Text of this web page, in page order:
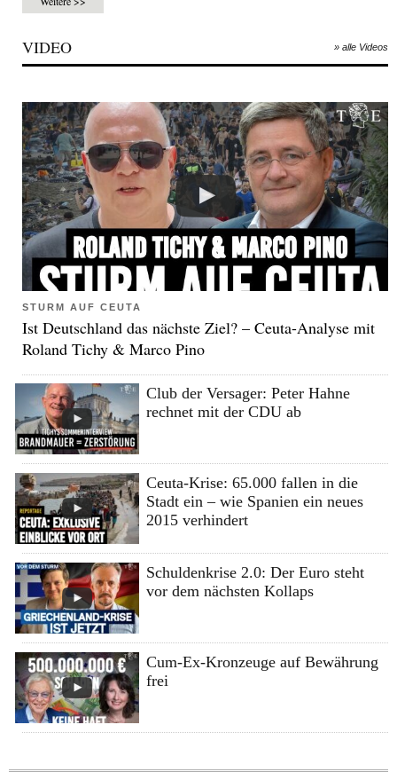
VIDEO » alle Videos
STURM AUF CEUTA
Ist Deutschland das nächste Ziel? – Ceuta-Analyse mit
Roland Tichy & Marco Pino
Club der Versager: Peter Hahne
rechnet mit der CDU ab
Ceuta-Krise: 65.000 fallen in die
Stadt ein – wie Spanien ein neues
2015 verhindert
Schuldenkrise 2.0: Der Euro steht
vor dem nächsten Kollaps
Cum-Ex-Kronzeuge auf Bewährung
frei